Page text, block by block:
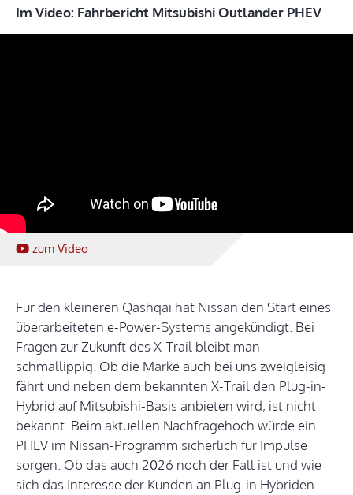
Im Video: Fahrbericht Mitsubishi Outlander PHEV
zum Video
Für den kleineren Qashqai hat Nissan den Start eines
überarbeiteten e-Power-Systems angekündigt. Bei
Fragen zur Zukunft des X-Trail bleibt man
schmallippig. Ob die Marke auch bei uns zweigleisig
fährt und neben dem bekannten X-Trail den Plug-in-
Hybrid auf Mitsubishi-Basis anbieten wird, ist nicht
bekannt. Beim aktuellen Nachfragehoch würde ein
PHEV im Nissan-Programm sicherlich für Impulse
sorgen. Ob das auch 2026 noch der Fall ist und wie
sich das Interesse der Kunden an Plug-in Hybriden